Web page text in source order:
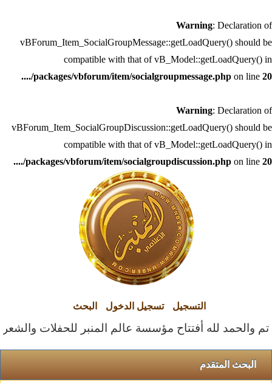
Warning: Declaration of
vBForum_Item_SocialGroupMessage::getLoadQuery() should be
compatible with that of vB_Model::getLoadQuery() in
..../packages/vbforum/item/socialgroupmessage.php on line 20
Warning: Declaration of
vBForum_Item_SocialGroupDiscussion::getLoadQuery() should be
compatible with that of vB_Model::getLoadQuery() in
..../packages/vbforum/item/socialgroupdiscussion.php on line 20
التسجيل تسجيل الدخول البحث
تم والحمد لله أفتتاح مؤسسة عالم المنبر للحفلات
البحث المتقدم